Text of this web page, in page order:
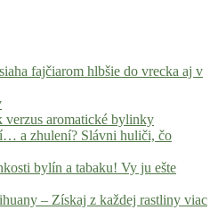
fajčiarom hlbšie do vrecka aj v
verzus aromatické bylinky
a zhulení? Slávni huliči, čo
bylín a tabaku! Vy ju ešte
– Získaj z každej rastliny viac